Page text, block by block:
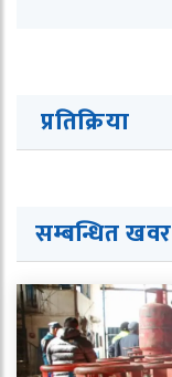
प्रतिक्रिया
सम्बन्धित खवर